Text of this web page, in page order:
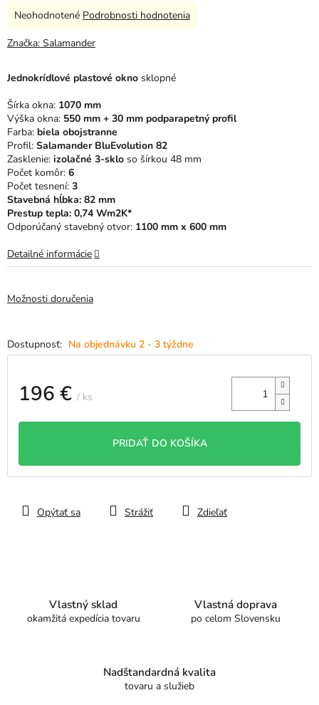
Na objednávku 2 - 3 týždne
Možnosti doručenia
196 € / ks
PRIDAŤ DO KOŠÍKA
Jednokrídlové plastové okno sklopné
Šírka okna: 1070 mm
Výška okna: 550 mm + 30 mm podparapetný profil
Farba: biela obojstranne
Profil: Salamander BluEvolution 82
Zasklenie: izolačné 3-sklo so šírkou 48 mm
Počet komôr: 6
Počet tesnení: 3
Stavebná hĺbka: 82 mm
Prestup tepla: 0,74 Wm2K*
Odporúčaný stavebný otvor: 1100 mm x 600 mm
Detailné informácie
Opýtať sa Strážiť Zdieľať
Priemerné
produktu
z
hviezdičiek.
Neohodnotené Podrobnosti hodnotenia
Značka: Salamander
Vlastný sklad
okamžitá expedícia tovaru
Vlastná doprava
po celom Slovensku
Nadštandardná kvalita
tovaru a služieb